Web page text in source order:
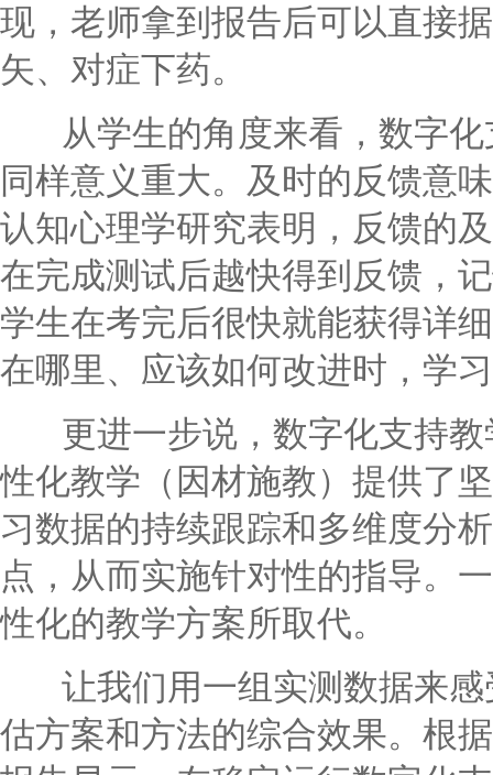
现，老师拿到报告后可以直接
矢、对症下药。
从学生的角度来看，数字化
同样意义重大。及时的反馈意
认知心理学研究表明，反馈的
在完成测试后越快得到反馈，
学生在考完后很快就能获得详
在哪里、应该如何改进时，学
更进一步说，数字化支持教
性化教学（因材施教）提供了
习数据的持续跟踪和多维度分
点，从而实施针对性的指导。
性化的教学方案所取代。
让我们用一组实测数据来感
估方案和方法的综合效果。根